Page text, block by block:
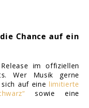
Chance auf ein
im offiziellen
Wer Musik gerne
auf eine limitierte
sowie eine